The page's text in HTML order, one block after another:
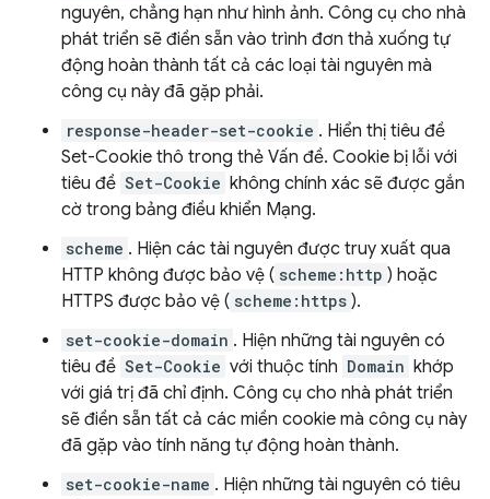
nguyên, chẳng hạn như hình ảnh. Công cụ cho nhà
phát triển sẽ điền sẵn vào trình đơn thả xuống tự
động hoàn thành tất cả các loại tài nguyên mà
công cụ này đã gặp phải.
response-header-set-cookie . Hiển thị tiêu đề
Set-Cookie thô trong thẻ Vấn đề. Cookie bị lỗi với
tiêu đề Set-Cookie không chính xác sẽ được gắn
cờ trong bảng điều khiển Mạng.
scheme . Hiện các tài nguyên được truy xuất qua
HTTP không được bảo vệ ( scheme:http ) hoặc
HTTPS được bảo vệ ( scheme:https ).
set-cookie-domain . Hiện những tài nguyên có
tiêu đề Set-Cookie với thuộc tính Domain khớp
với giá trị đã chỉ định. Công cụ cho nhà phát triển
sẽ điền sẵn tất cả các miền cookie mà công cụ này
đã gặp vào tính năng tự động hoàn thành.
set-cookie-name . Hiện những tài nguyên có tiêu